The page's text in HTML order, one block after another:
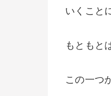
いくこと
もともと
この一つ